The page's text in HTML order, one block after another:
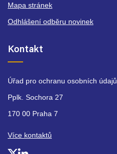
Mapa stránek
Odhlášení odběru novinek
Kontakt
Úřad pro ochranu osobních údajů
Pplk. Sochora 27
170 00 Praha 7
Více kontaktů